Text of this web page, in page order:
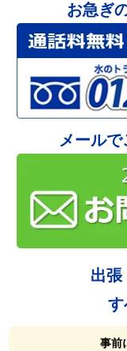
お急ぎ
メール
出張
す
事前